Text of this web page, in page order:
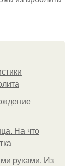
На что
руками. Из